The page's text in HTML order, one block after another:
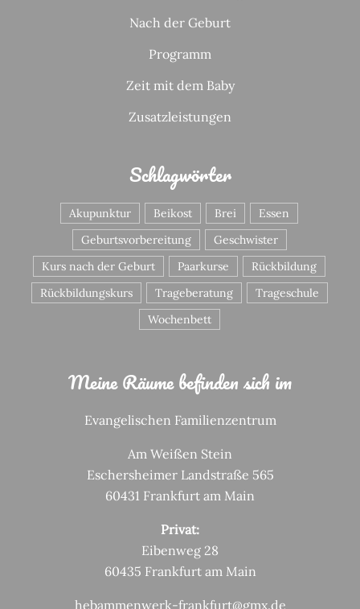
Nach der Geburt
Programm
Zeit mit dem Baby
Zusatzleistungen
Schlagwörter
Akupunktur Beikost Brei
Essen
Geburtsvorbereitung
Geschwister
Kurs nach der Geburt
Paarkurse
Rückbildung
Rückbildungskurs
Trageberatung
Trageschule
Wochenbett
Meine Räume befinden sich im
Evangelischen Familienzentrum
Am Weißen Stein
Eschersheimer Landstraße 565
60431 Frankfurt am Main
Privat:
Eibenweg 28
60435 Frankfurt am Main
hebammenwerk-frankfurt@gmx.de